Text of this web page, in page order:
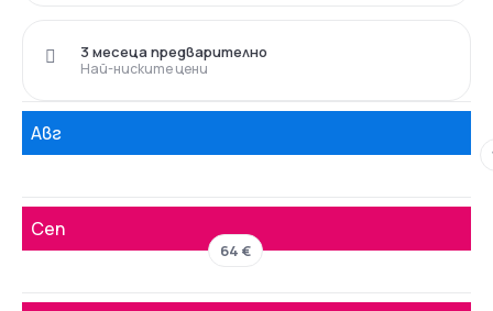
Най-ниските цени
3 месеца предварително
Авг
Сеп
64 €